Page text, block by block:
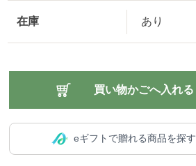
在庫 あり
eギフトで贈れる商品を探す